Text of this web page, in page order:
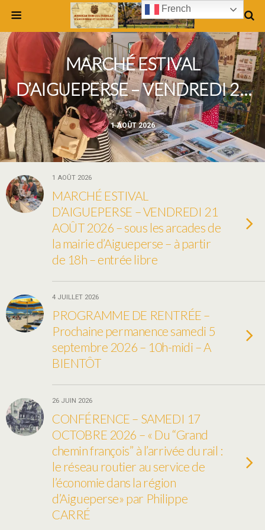
1 AOÛT 2026
MARCHÉ ESTIVAL
D’AIGUEPERSE – VENDREDI 21
AOÛT 2026 – sous les arcades
de la mairie d’Aigueperse – à
partir de 18h – entrée libre
1 AOÛT 2026
MARCHÉ ESTIVAL
D’AIGUEPERSE – VENDREDI 21
AOÛT 2026 – sous les arcades de
la mairie d’Aigueperse – à partir
de 18h – entrée libre
4 JUILLET 2026
PROGRAMME DE RENTRÉE –
Prochaine permanence samedi 5
septembre 2026 – 10h-midi – A
BIENTÔT
26 JUIN 2026
CONFÉRENCE – SAMEDI 17
OCTOBRE 2026 – « Du ‘‘Grand
chemin françois’’ à l’arrivée du rail :
le réseau routier au service de
l’économie dans la région
d’Aigueperse» par Philippe
CARRÉ
French